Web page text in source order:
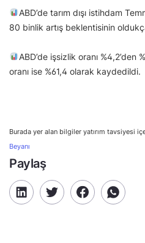
ABD’de tarım dışı istihdam
80 binlik artış beklentisinin
ABD’de işsizlik oranı %4,2’den
oranı ise %61,4 olarak kaydedildi.
Burada yer alan bilgiler yatırım tavsiyesi
Beyanı
Paylaş